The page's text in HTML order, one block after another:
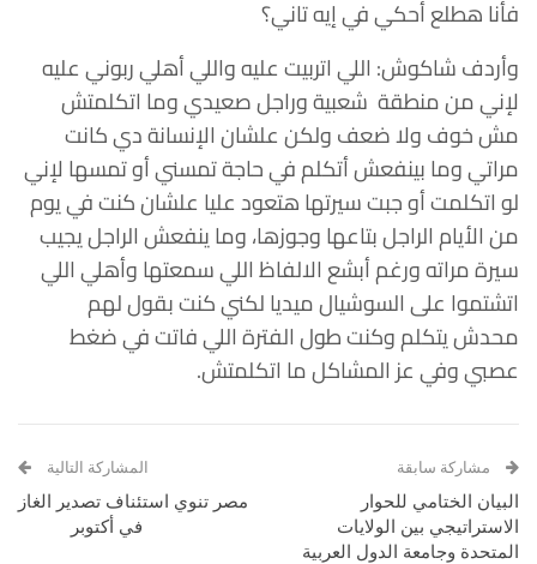
فأنا هطلع أحكي في إيه تاني؟
وأردف شاكوش: اللي اتربيت عليه واللي أهلي ربوني عليه
لإني من منطقة شعبية وراجل صعيدي وما اتكلمتش
مش خوف ولا ضعف ولكن علشان الإنسانة دي كانت
مراتي وما بينفعش أتكلم في حاجة تمسني أو تمسها لإني
لو اتكلمت أو جبت سيرتها هتعود عليا علشان كنت في يوم
من الأيام الراجل بتاعها وجوزها، وما ينفعش الراجل يجيب
سيرة مراته ورغم أبشع الالفاظ اللي سمعتها وأهلي اللي
اتشتموا على السوشيال ميديا لكني كنت بقول لهم
محدش يتكلم وكنت طول الفترة اللي فاتت في ضغط
عصبي وفي عز المشاكل ما اتكلمتش.
مشاركة سابقة
البيان الختامي للحوار
الاستراتيجي بين الولايات
المتحدة وجامعة الدول العربية
المشاركة التالية
مصر تنوي استئناف تصدير الغاز
في أكتوبر